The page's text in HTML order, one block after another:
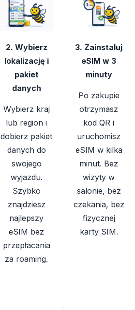
2. Wybierz
lokalizację i
pakiet
danych
Wybierz kraj
lub region i
dobierz pakiet
danych do
swojego
wyjazdu.
Szybko
znajdziesz
najlepszy
eSIM bez
przepłacania
za roaming.
3. Zainstaluj
eSIM w 3
minuty
Po zakupie
otrzymasz
kod QR i
uruchomisz
eSIM w kilka
minut. Bez
wizyty w
salonie, bez
czekania, bez
fizycznej
karty SIM.